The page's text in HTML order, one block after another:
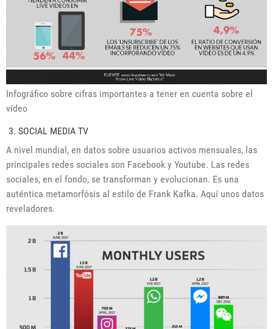
Infográfico sobre cifras importantes a tener en cuenta sobre el
vídeo
3. SOCIAL MEDIA TV
A nivel mundial, en datos sobre usuarios activos mensuales, las
principales redes sociales son Facebook y Youtube. Las redes
sociales, en el fondo, se transforman y evolucionan. Es una
auténtica metamorfósis al estilo de Frank Kafka. Aquí unos datos
reveladores.